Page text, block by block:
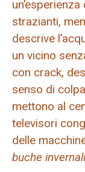
strazianti,
descrive
un vicino
con crack,
senso di
mettono al
televisori
delle
buche invernali